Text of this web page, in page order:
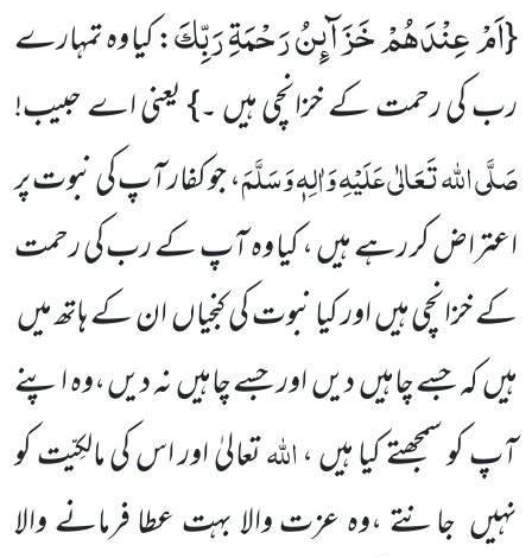
{اَمْ عِنْدَهُمْ خَزَآىٕنُ رَحْمَةِ رَبِّكَ: کیا وہ تمہارے
رب کی رحمت کے خزانچی ہیں ۔} یعنی اے حبیب!
صَلَّی اللہ تَعَالٰی عَلَیْہِ وَاٰلِہٖ وَسَلَّمَ، جو کفار آپ کی نبوت پر
اعتراض کر رہے ہیں ، کیا وہ آپ کے رب کی رحمت
کے خزانچی ہیں اور کیا نبوت کی کنجیاں ان کے ہاتھ میں
ہیں کہ جسے چاہیں دیں اور جسے چاہیں نہ دیں ،وہ اپنے
آپ کو سمجھتے کیا ہیں ،اللہتعالیٰ اور اس کی مالکِیّت کو
نہیں جانتے ،وہ عزت والا بہت عطا فرمانے والا